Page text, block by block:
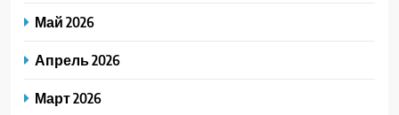
Май 2026
Апрель 2026
Март 2026